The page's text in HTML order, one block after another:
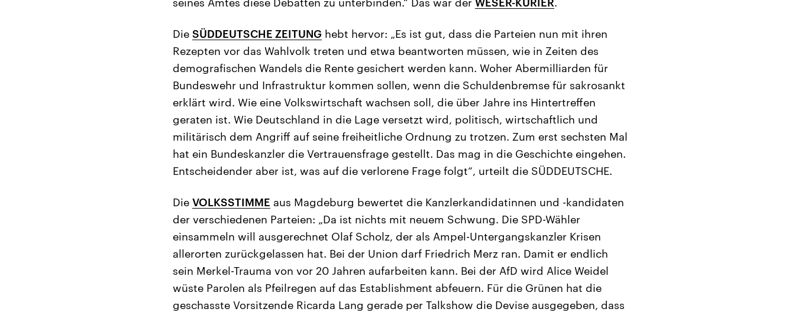
Die SÜDDEUTSCHE ZEITUNG hebt hervor: „Es ist gut, dass die Parteien nun mit ihren
Rezepten vor das Wahlvolk treten und etwa beantworten müssen, wie in Zeiten des
demografischen Wandels die Rente gesichert werden kann. Woher Abermilliarden für
Bundeswehr und Infrastruktur kommen sollen, wenn die Schuldenbremse für sakrosankt
erklärt wird. Wie eine Volkswirtschaft wachsen soll, die über Jahre ins Hintertreffen
geraten ist. Wie Deutschland in die Lage versetzt wird, politisch, wirtschaftlich und
militärisch dem Angriff auf seine freiheitliche Ordnung zu trotzen. Zum erst sechsten Mal
hat ein Bundeskanzler die Vertrauensfrage gestellt. Das mag in die Geschichte eingehen.
Entscheidender aber ist, was auf die verlorene Frage folgt“, urteilt die SÜDDEUTSCHE.
Die VOLKSSTIMME aus Magdeburg bewertet die Kanzlerkandidatinnen und -kandidaten
der verschiedenen Parteien: „Da ist nichts mit neuem Schwung. Die SPD-Wähler
einsammeln will ausgerechnet Olaf Scholz, der als Ampel-Untergangskanzler Krisen
allerorten zurückgelassen hat. Bei der Union darf Friedrich Merz ran. Damit er endlich
sein Merkel-Trauma von vor 20 Jahren aufarbeiten kann. Bei der AfD wird Alice Weidel
wüste Parolen als Pfeilregen auf das Establishment abfeuern. Für die Grünen hat die
geschasste Vorsitzende Ricarda Lang gerade per Talkshow die Devise ausgegeben, dass